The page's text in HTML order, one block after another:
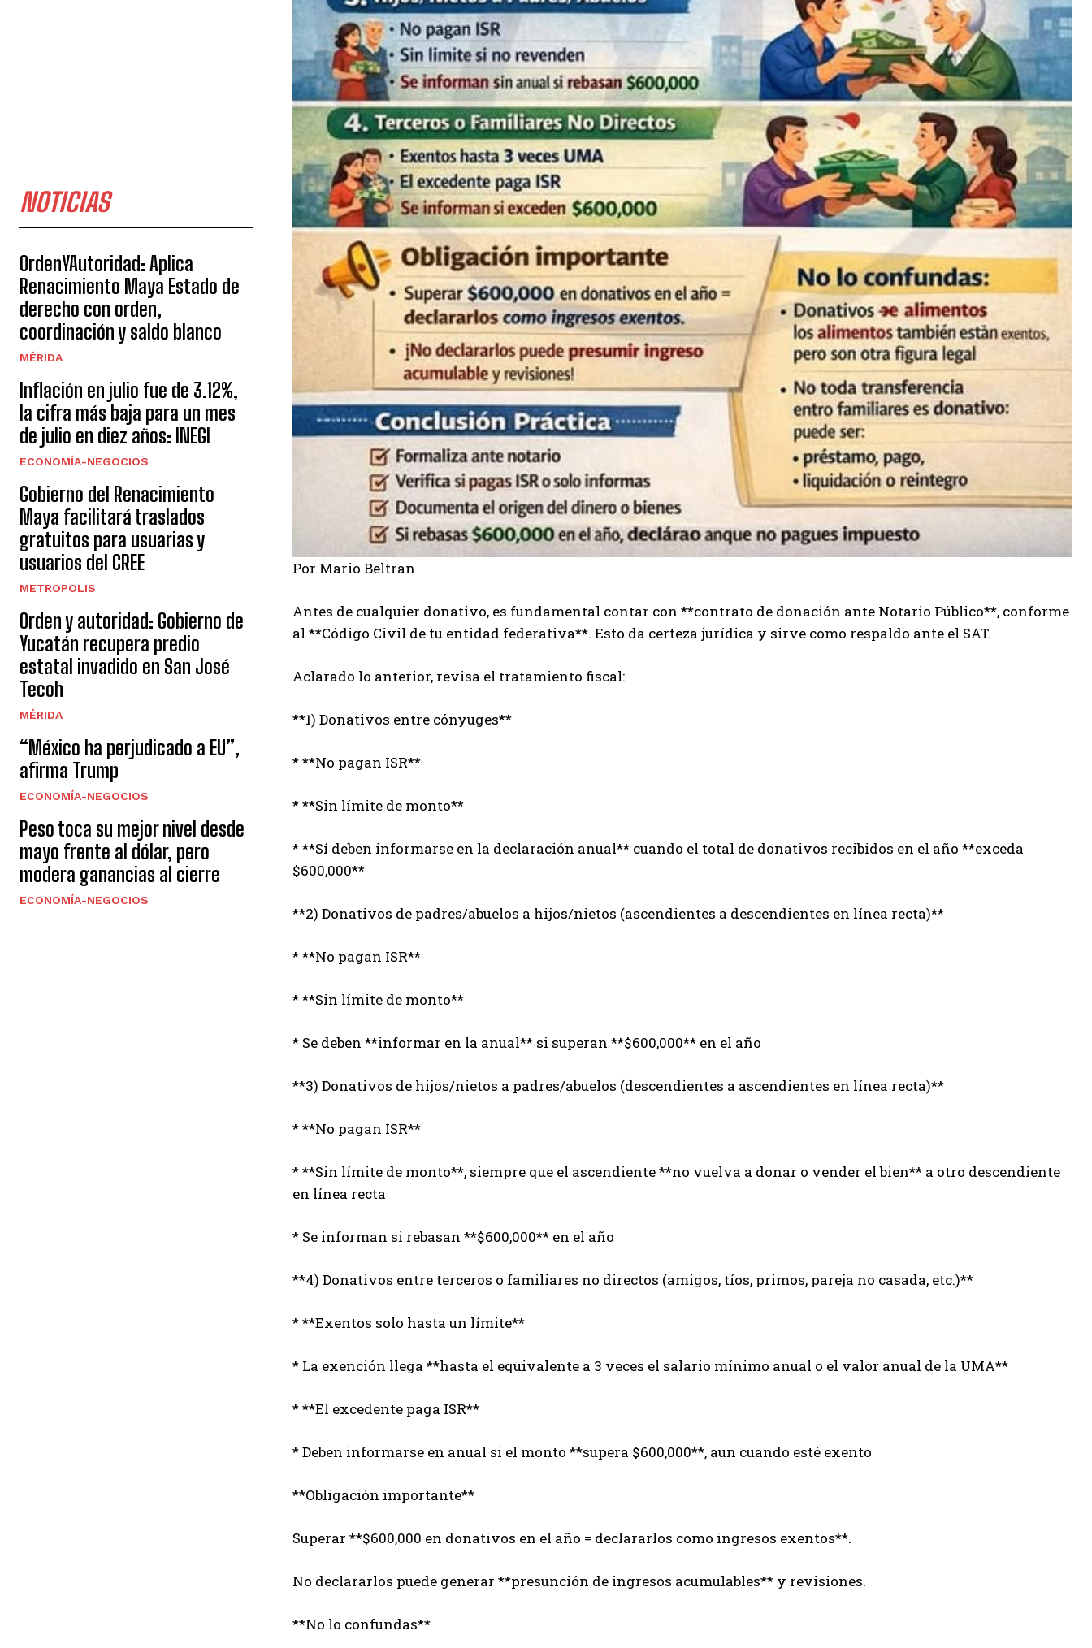
NOTICIAS
OrdenYAutoridad: Aplica
Renacimiento Maya Estado de
derecho con orden,
coordinación y saldo blanco
MÉRIDA
Inflación en julio fue de 3.12%,
la cifra más baja para un mes
de julio en diez años: INEGI
ECONOMÍA-NEGOCIOS
Gobierno del Renacimiento
Maya facilitará traslados
gratuitos para usuarias y
usuarios del CREE
METROPOLIS
Orden y autoridad: Gobierno de
Yucatán recupera predio
estatal invadido en San José
Tecoh
MÉRIDA
“México ha perjudicado a EU”,
afirma Trump
ECONOMÍA-NEGOCIOS
Peso toca su mejor nivel desde
mayo frente al dólar, pero
modera ganancias al cierre
ECONOMÍA-NEGOCIOS
Por Mario Beltran
Antes de cualquier donativo, es fundamental contar con **contrato de donación ante Notario Público**, conforme
al **Código Civil de tu entidad federativa**. Esto da certeza jurídica y sirve como respaldo ante el SAT.
Aclarado lo anterior, revisa el tratamiento fiscal:
**1) Donativos entre cónyuges**
* **No pagan ISR**
* **Sin límite de monto**
* **Sí deben informarse en la declaración anual** cuando el total de donativos recibidos en el año **exceda
$600,000**
**2) Donativos de padres/abuelos a hijos/nietos (ascendientes a descendientes en línea recta)**
* **No pagan ISR**
* **Sin límite de monto**
* Se deben **informar en la anual** si superan **$600,000** en el año
**3) Donativos de hijos/nietos a padres/abuelos (descendientes a ascendientes en línea recta)**
* **No pagan ISR**
* **Sin límite de monto**, siempre que el ascendiente **no vuelva a donar o vender el bien** a otro descendiente
en línea recta
* Se informan si rebasan **$600,000** en el año
**4) Donativos entre terceros o familiares no directos (amigos, tíos, primos, pareja no casada, etc.)**
* **Exentos solo hasta un límite**
* La exención llega **hasta el equivalente a 3 veces el salario mínimo anual o el valor anual de la UMA**
* **El excedente paga ISR**
* Deben informarse en anual si el monto **supera $600,000**, aun cuando esté exento
**Obligación importante**
Superar **$600,000 en donativos en el año = declararlos como ingresos exentos**.
No declararlos puede generar **presunción de ingresos acumulables** y revisiones.
**No lo confundas**